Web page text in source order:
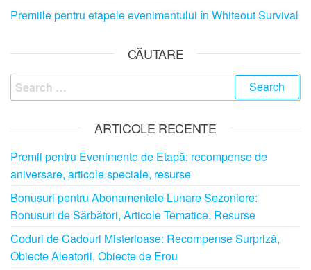
Premiile pentru etapele evenimentului în Whiteout Survival
CĂUTARE
Search
for:
ARTICOLE RECENTE
Premii pentru Evenimente de Etapă: recompense de
aniversare, articole speciale, resurse
Bonusuri pentru Abonamentele Lunare Sezoniere:
Bonusuri de Sărbători, Articole Tematice, Resurse
Coduri de Cadouri Misterioase: Recompense Surpriză,
Obiecte Aleatorii, Obiecte de Erou